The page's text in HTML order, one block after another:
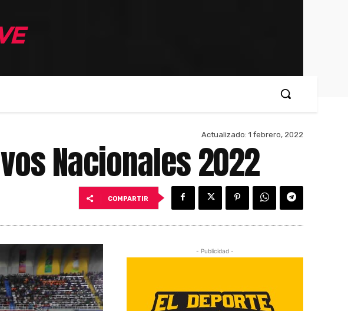
Actualizado: 1 febrero, 2022
Nacionales 2022
COMPARTIR
- Publicidad -